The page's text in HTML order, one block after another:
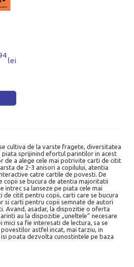
lei
cultiva de la varste fragete, diversitatea
sprijinind efortul parintilor in acest
de a alege cele mai potrivite carti de citit
de 2-3 anisori a copilului, atentia
catre cartile de povesti. De
copii se bucura de atentia majoritatii
intrec sa lanseze pe piata cele mai
de citit pentru copii, carti care se bucura
si carti pentru copii semnate de autori
Avand, asadar, la dispozitie o oferta
au la dispozitie „uneltele” necesare
sa fie interesati de lectura, sa se
povestilor astfel incat, mai tarziu, in
poata dezvolta cunostintele pe baza